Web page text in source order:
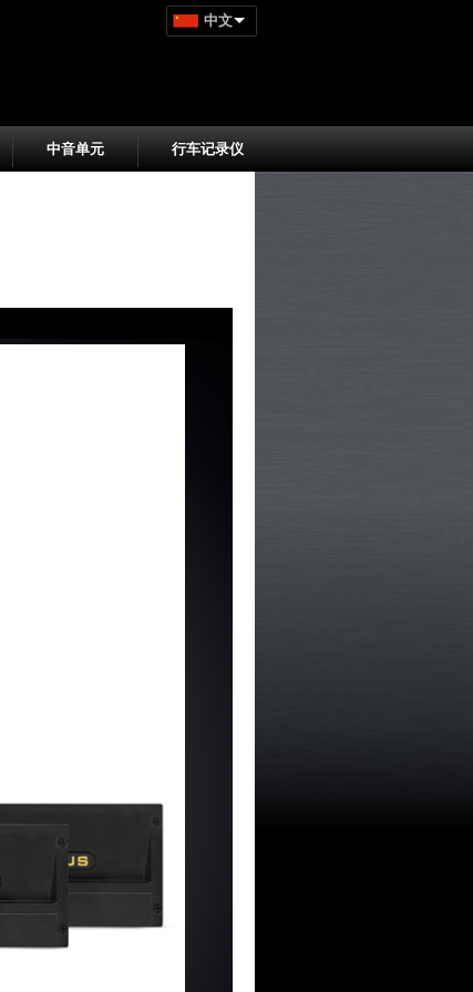
中文
中音单元 行车记录仪